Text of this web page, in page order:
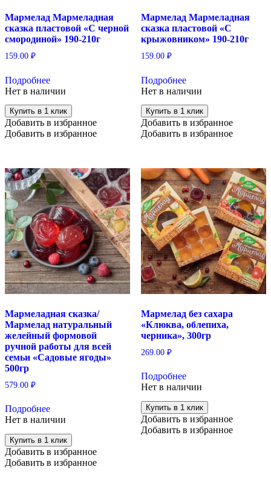
Мармелад Мармеладная
сказка пластовой «С черной
смородиной» 190-210г
159.00 ₽
Подробнее
Нет в наличии
Купить в 1 клик
Добавить в избранное
Добавить в избранное
Мармелад Мармеладная
сказка пластовой «С
крыжовником» 190-210г
159.00 ₽
Подробнее
Нет в наличии
Купить в 1 клик
Добавить в избранное
Добавить в избранное
Мармеладная сказка/
Мармелад натуральный
желейный формовой
ручной работы для всей
семьи «Садовые ягоды»
500гр
579.00 ₽
Подробнее
Нет в наличии
Купить в 1 клик
Добавить в избранное
Добавить в избранное
Мармелад без сахара
«Клюква, облепиха,
черника», 300гр
269.00 ₽
Подробнее
Нет в наличии
Купить в 1 клик
Добавить в избранное
Добавить в избранное